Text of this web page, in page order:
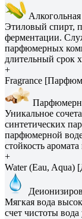
Этиловый спирт,
ферментации.
парфюмерных
длительный срок
+
Fragrance
Уникальное
синтетических
парфюмерной воде
стойкость
+
Water (Eau, Aqua)
Мягкая вода
счет чистоты